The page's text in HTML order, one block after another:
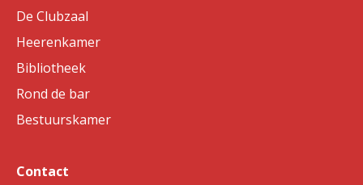
De Clubzaal
Heerenkamer
Bibliotheek
Rond de bar
Bestuurskamer
Contact